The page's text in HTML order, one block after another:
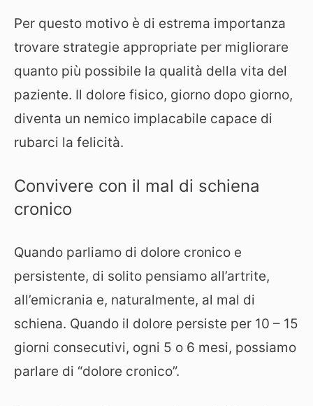
Per questo motivo è di estrema importanza
trovare strategie appropriate per migliorare
quanto più possibile la qualità della vita del
paziente. Il dolore fisico, giorno dopo giorno,
diventa un nemico implacabile capace di
rubarci la felicità.
Convivere con il mal di schiena
cronico
Quando parliamo di dolore cronico e
persistente, di solito pensiamo all’artrite,
all’emicrania e, naturalmente, al mal di
schiena. Quando il dolore persiste per 10 – 15
giorni consecutivi, ogni 5 o 6 mesi, possiamo
parlare di “dolore cronico”.